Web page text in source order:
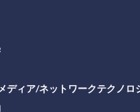
ディア/ネットワークテクノロ